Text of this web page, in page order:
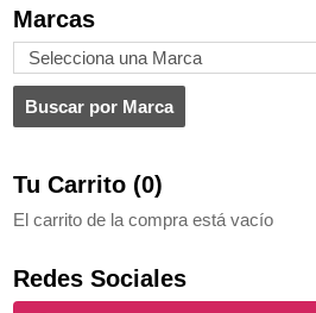
Marcas
Tu Carrito (0)
El carrito de la compra está vacío
Redes Sociales